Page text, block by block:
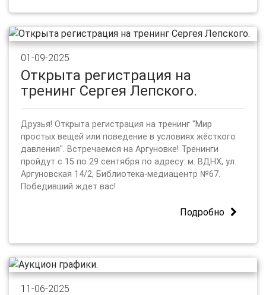
01-09-2025
Открыта регистрация на
тренинг Сергея Лепского.
Друзья! Открыта регистрация на тренинг "Мир
простых вещей или поведение в условиях жёсткого
давления". Встречаемся на Аргуновке! Тренинги
пройдут с 15 по 29 сентября по адресу: м. ВДНХ, ул.
Аргуновская 14/2, Библиотека-медиацентр №67.
Победивший ждет вас!
Подробно
11-06-2025